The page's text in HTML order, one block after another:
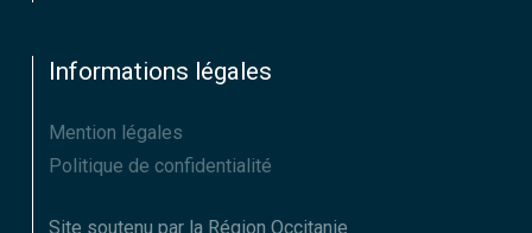
Informations légales
Mention légales
Politique de confidentialité
Site soutenu par la Région Occitanie